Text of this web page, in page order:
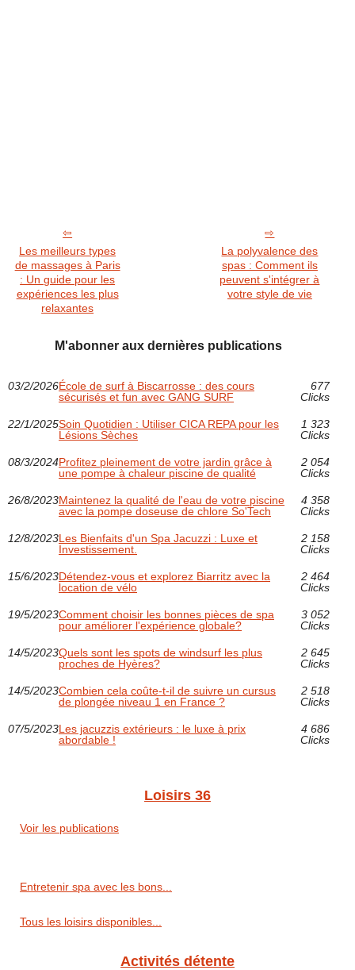
Les meilleurs types
de massages à Paris
: Un guide pour les
expériences les plus
relaxantes
La polyvalence des
spas : Comment ils
peuvent s'intégrer à
votre style de vie
M'abonner aux dernières publications
03/2/2026École de surf à Biscarrosse : des cours
sécurisés et fun avec GANG SURF
677
Clicks
22/1/2025Soin Quotidien : Utiliser CICA REPA pour les
Lésions Sèches
1 323
Clicks
08/3/2024Profitez pleinement de votre jardin grâce à
une pompe à chaleur piscine de qualité
2 054
Clicks
26/8/2023Maintenez la qualité de l'eau de votre piscine
avec la pompe doseuse de chlore So'Tech
4 358
Clicks
12/8/2023Les Bienfaits d'un Spa Jacuzzi : Luxe et
Investissement.
2 158
Clicks
15/6/2023Détendez-vous et explorez Biarritz avec la
location de vélo
2 464
Clicks
19/5/2023Comment choisir les bonnes pièces de spa
pour améliorer l'expérience globale?
3 052
Clicks
14/5/2023Quels sont les spots de windsurf les plus
proches de Hyères?
2 645
Clicks
14/5/2023Combien cela coûte-t-il de suivre un cursus
de plongée niveau 1 en France ?
2 518
Clicks
07/5/2023Les jacuzzis extérieurs : le luxe à prix
abordable !
4 686
Clicks
Loisirs 36
Voir les publications
Entretenir spa avec les bons...
Tous les loisirs disponibles...
Activités détente